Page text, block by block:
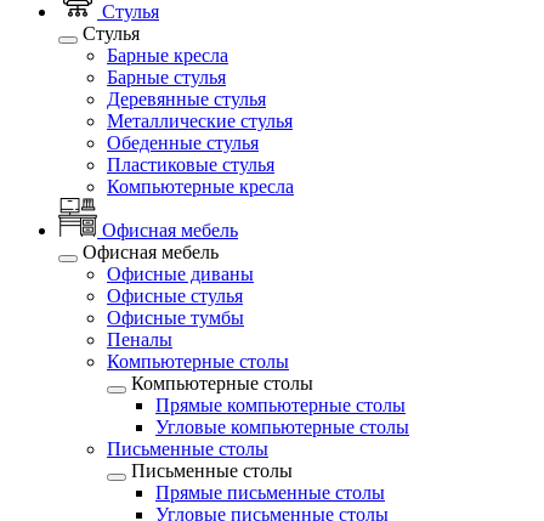
Стулья
Стулья
Барные кресла
Барные стулья
Деревянные стулья
Металлические стулья
Обеденные стулья
Пластиковые стулья
Компьютерные кресла
Офисная мебель
Офисная мебель
Офисные диваны
Офисные стулья
Офисные тумбы
Пеналы
Компьютерные столы
Компьютерные столы
Прямые компьютерные столы
Угловые компьютерные столы
Письменные столы
Письменные столы
Прямые письменные столы
Угловые письменные столы